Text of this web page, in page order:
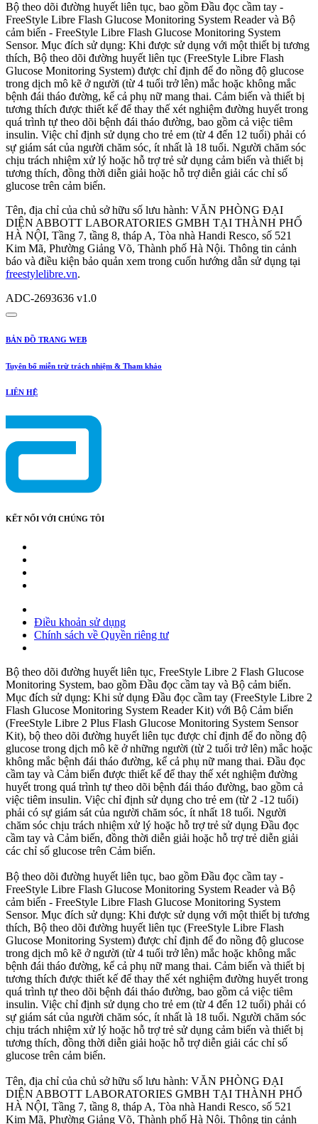
Bộ theo dõi đường huyết liên tục, bao gồm Đầu đọc cầm tay -
FreeStyle Libre Flash Glucose Monitoring System Reader và Bộ
cảm biến - FreeStyle Libre Flash Glucose Monitoring System
Sensor. Mục đích sử dụng: Khi được sử dụng với một thiết bị tương
thích, Bộ theo dõi đường huyết liên tục (FreeStyle Libre Flash
Glucose Monitoring System) được chỉ định để đo nồng độ glucose
trong dịch mô kẽ ở người (từ 4 tuổi trở lên) mắc hoặc không mắc
bệnh đái tháo đường, kể cả phụ nữ mang thai. Cảm biến và thiết bị
tương thích được thiết kế để thay thế xét nghiệm đường huyết trong
quá trình tự theo dõi bệnh đái tháo đường, bao gồm cả việc tiêm
insulin. Việc chỉ định sử dụng cho trẻ em (từ 4 đến 12 tuổi) phải có
sự giám sát của người chăm sóc, ít nhất là 18 tuổi. Người chăm sóc
chịu trách nhiệm xử lý hoặc hỗ trợ trẻ sử dụng cảm biến và thiết bị
tương thích, đồng thời diễn giải hoặc hỗ trợ diễn giải các chỉ số
glucose trên cảm biến.
Tên, địa chỉ của chủ sở hữu số lưu hành: VĂN PHÒNG ĐẠI
DIỆN ABBOTT LABORATORIES GMBH TẠI THÀNH PHỐ
HÀ NỘI, Tầng 7, tầng 8, tháp A, Tòa nhà Handi Resco, số 521
Kim Mã, Phường Giảng Võ, Thành phố Hà Nội. Thông tin cảnh
báo và điều kiện bảo quản xem trong cuốn hướng dẫn sử dụng tại
freestylelibre.vn.
ADC-2693636 v1.0
BẢN ĐỒ TRANG WEB
Tuyên bố miễn trừ trách nhiệm & Tham khảo
LIÊN HỆ
KẾT NỐI VỚI CHÚNG TÔI
Điều khoản sử dụng
Chính sách về Quyền riêng tư
Bộ theo dõi đường huyết liên tục, FreeStyle Libre 2 Flash Glucose
Monitoring System, bao gồm Đầu đọc cầm tay và Bộ cảm biến.
Mục đích sử dụng: Khi sử dụng Đầu đọc cầm tay (FreeStyle Libre 2
Flash Glucose Monitoring System Reader Kit) với Bộ Cảm biến
(FreeStyle Libre 2 Plus Flash Glucose Monitoring System Sensor
Kit), bộ theo dõi đường huyết liên tục được chỉ định để đo nồng độ
glucose trong dịch mô kẽ ở những người (từ 2 tuổi trở lên) mắc hoặc
không mắc bệnh đái tháo đường, kể cả phụ nữ mang thai. Đầu đọc
cầm tay và Cảm biến được thiết kế để thay thế xét nghiệm đường
huyết trong quá trình tự theo dõi bệnh đái tháo đường, bao gồm cả
việc tiêm insulin. Việc chỉ định sử dụng cho trẻ em (từ 2 -12 tuổi)
phải có sự giám sát của người chăm sóc, ít nhất 18 tuổi. Người
chăm sóc chịu trách nhiệm xử lý hoặc hỗ trợ trẻ sử dụng Đầu đọc
cầm tay và Cảm biến, đồng thời diễn giải hoặc hỗ trợ trẻ diễn giải
các chỉ số glucose trên Cảm biến.
Bộ theo dõi đường huyết liên tục, bao gồm Đầu đọc cầm tay -
FreeStyle Libre Flash Glucose Monitoring System Reader và Bộ
cảm biến - FreeStyle Libre Flash Glucose Monitoring System
Sensor. Mục đích sử dụng: Khi được sử dụng với một thiết bị tương
thích, Bộ theo dõi đường huyết liên tục (FreeStyle Libre Flash
Glucose Monitoring System) được chỉ định để đo nồng độ glucose
trong dịch mô kẽ ở người (từ 4 tuổi trở lên) mắc hoặc không mắc
bệnh đái tháo đường, kể cả phụ nữ mang thai. Cảm biến và thiết bị
tương thích được thiết kế để thay thế xét nghiệm đường huyết trong
quá trình tự theo dõi bệnh đái tháo đường, bao gồm cả việc tiêm
insulin. Việc chỉ định sử dụng cho trẻ em (từ 4 đến 12 tuổi) phải có
sự giám sát của người chăm sóc, ít nhất là 18 tuổi. Người chăm sóc
chịu trách nhiệm xử lý hoặc hỗ trợ trẻ sử dụng cảm biến và thiết bị
tương thích, đồng thời diễn giải hoặc hỗ trợ diễn giải các chỉ số
glucose trên cảm biến.
Tên, địa chỉ của chủ sở hữu số lưu hành: VĂN PHÒNG ĐẠI
DIỆN ABBOTT LABORATORIES GMBH TẠI THÀNH PHỐ
HÀ NỘI, Tầng 7, tầng 8, tháp A, Tòa nhà Handi Resco, số 521
Kim Mã, Phường Giảng Võ, Thành phố Hà Nội. Thông tin cảnh